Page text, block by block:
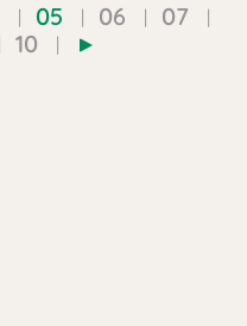
05 06
07
10